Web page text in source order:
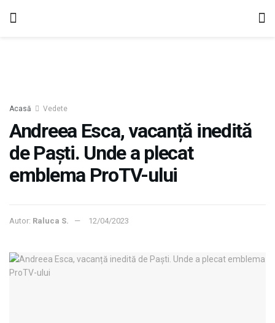
Acasă Vedete
Andreea Esca, vacanță inedită
de Paști. Unde a plecat
emblema ProTV-ului
Autor: Raluca S. 12/04/2023